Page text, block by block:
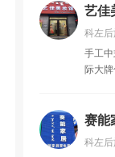
艺佳
科左
手工
际大
务，
点，您
赛能
科左